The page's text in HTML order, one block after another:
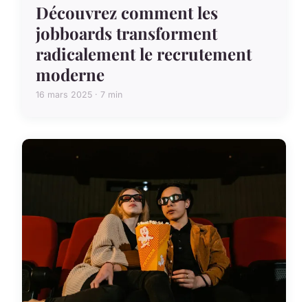
Découvrez comment les
jobboards transforment
radicalement le recrutement
moderne
16 mars 2025 · 7 min